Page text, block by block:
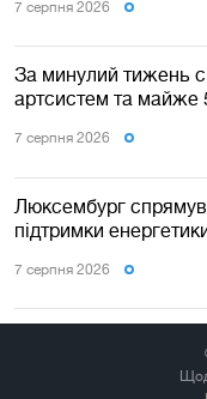
7 серпня 2026
За минулий тижень
артсистем та майже
7 серпня 2026
Люксембург
підтримки
7 серпня 2026